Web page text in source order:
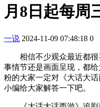
月8日起每周
一说 2024-11-09 07:48:18 0
相信不少观众最近都很
事情节还是画面呈现，都给
粉的大家一定对《大话大话
小编给大家解答一下吧。